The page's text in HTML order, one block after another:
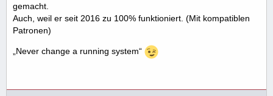
gemacht.
Auch, weil er seit 2016 zu 100% funktioniert. (Mit kompatiblen
Patronen)
„Never change a running system“